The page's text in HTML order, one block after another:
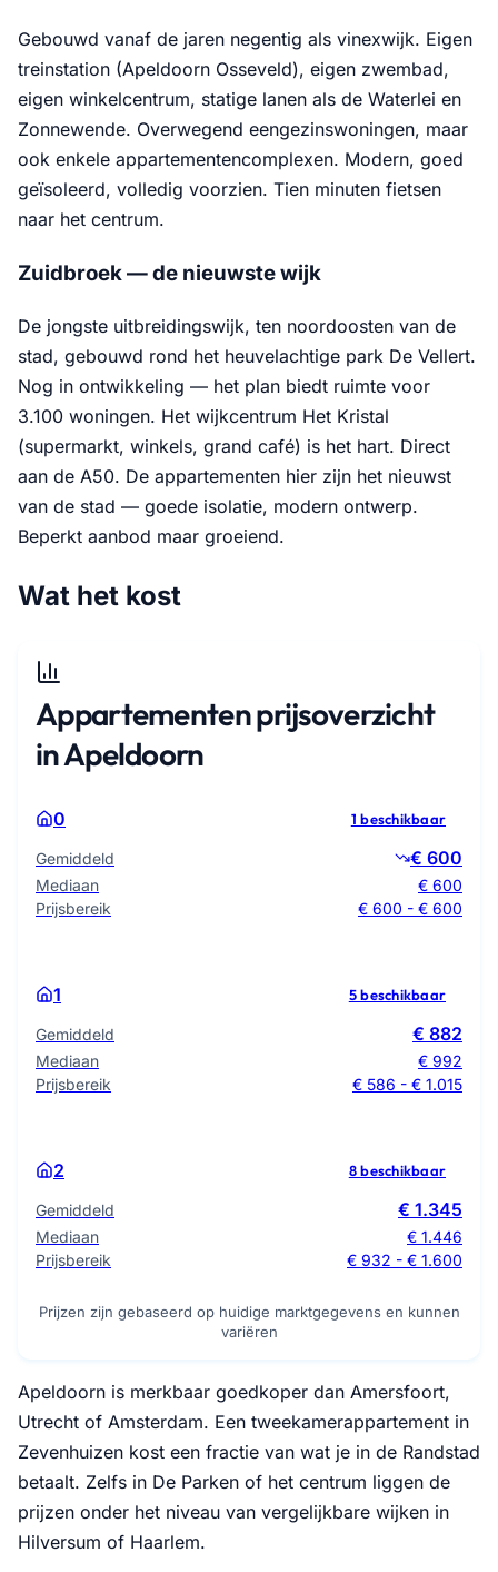
Gebouwd vanaf de jaren negentig als vinexwijk. Eigen
treinstation (Apeldoorn Osseveld), eigen zwembad,
eigen winkelcentrum, statige lanen als de Waterlei en
Zonnewende. Overwegend eengezinswoningen, maar
ook enkele appartementencomplexen. Modern, goed
geïsoleerd, volledig voorzien. Tien minuten fietsen
naar het centrum.
Zuidbroek — de nieuwste wijk
De jongste uitbreidingswijk, ten noordoosten van de
stad, gebouwd rond het heuvelachtige park De Vellert.
Nog in ontwikkeling — het plan biedt ruimte voor
3.100 woningen. Het wijkcentrum Het Kristal
(supermarkt, winkels, grand café) is het hart. Direct
aan de A50. De appartementen hier zijn het nieuwst
van de stad — goede isolatie, modern ontwerp.
Beperkt aanbod maar groeiend.
Wat het kost
Appartementen prijsoverzicht
in Apeldoorn
0 1 beschikbaar
Gemiddeld € 600
Mediaan
€ 600
Prijsbereik
€ 600 - € 600
1 5 beschikbaar
Gemiddeld € 882
Mediaan
€ 992
Prijsbereik
€ 586 - € 1.015
2 8 beschikbaar
Gemiddeld € 1.345
Mediaan
€ 1.446
Prijsbereik
€ 932 - € 1.600
Prijzen zijn gebaseerd op huidige marktgegevens en kunnen
variëren
Apeldoorn is merkbaar goedkoper dan Amersfoort,
Utrecht of Amsterdam. Een tweekamerappartement in
Zevenhuizen kost een fractie van wat je in de Randstad
betaalt. Zelfs in De Parken of het centrum liggen de
prijzen onder het niveau van vergelijkbare wijken in
Hilversum of Haarlem.